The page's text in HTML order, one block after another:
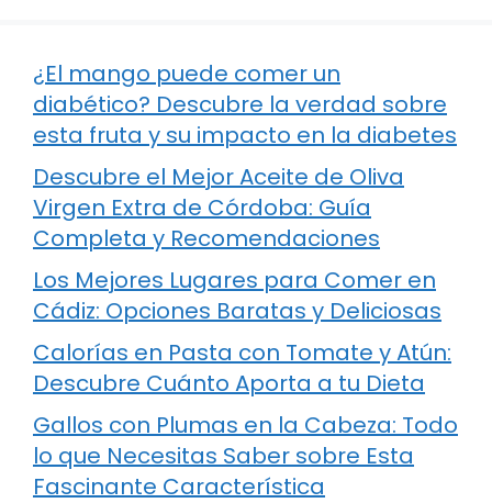
¿El mango puede comer un
diabético? Descubre la verdad sobre
esta fruta y su impacto en la diabetes
Descubre el Mejor Aceite de Oliva
Virgen Extra de Córdoba: Guía
Completa y Recomendaciones
Los Mejores Lugares para Comer en
Cádiz: Opciones Baratas y Deliciosas
Calorías en Pasta con Tomate y Atún:
Descubre Cuánto Aporta a tu Dieta
Gallos con Plumas en la Cabeza: Todo
lo que Necesitas Saber sobre Esta
Fascinante Característica